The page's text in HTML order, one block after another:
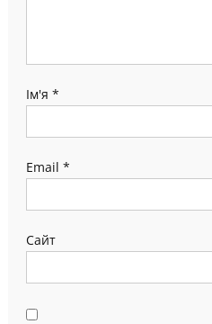
Ім'я *
Email *
Сайт